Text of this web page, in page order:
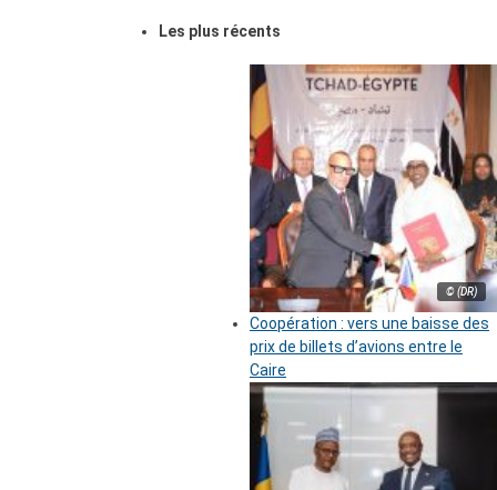
Les plus récents
© (DR)
Coopération : vers une baisse des
prix de billets d’avions entre le
Caire